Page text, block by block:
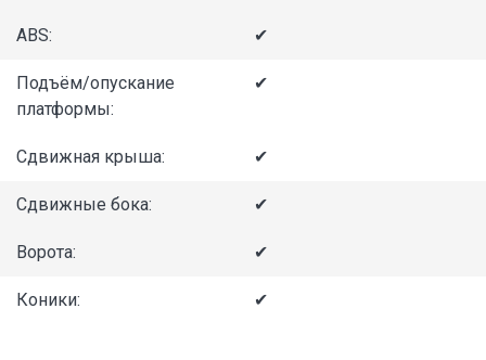
ABS: ✔
Подъём/опускание
платформы:
✔
Сдвижная крыша: ✔
Сдвижные бока: ✔
Ворота: ✔
Коники: ✔